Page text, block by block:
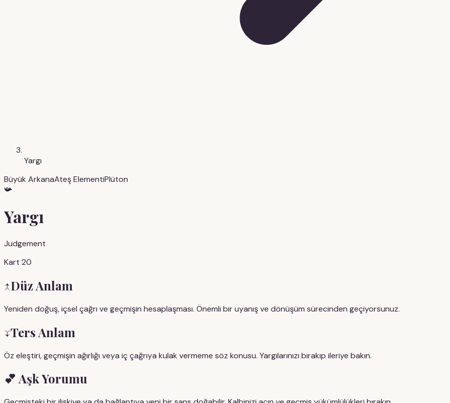
Yargı
Büyük ArkanaAteşElementiPlüton
📯
Yargı
Judgement
Kart 20
↑Düz Anlam
Yeniden doğuş, içsel çağrı ve geçmişin hesaplaşması. Önemli bir uyanış ve dönüşüm sürecinden geçiyorsunuz.
↓Ters Anlam
Öz eleştiri, geçmişin ağırlığı veya iç çağrıya kulak vermeme söz konusu. Yargılarınızı bırakıp ileriye bakın.
💕Aşk Yorumu